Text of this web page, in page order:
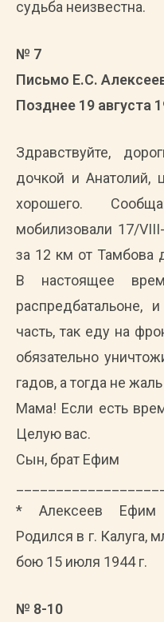
судьба неизвестна.
№ 7
Письмо Е.С.
Позднее 19 августа
Здравствуйте,
дочкой и Анатолий,
хорошего.
мобилизовали 17/
за 12 км от Тамбова
В настоящее
распредбатальоне,
часть, так еду на
обязательно
гадов, а тогда не
Мама! Если есть
Целую вас.
Сын, брат Ефим
* Алексеев Ефим
Родился в г. Калуга,
бою 15 июля 1944 г.
№ 8-10